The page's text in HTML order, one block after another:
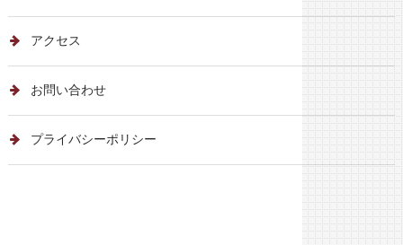
アクセス
お問い合わせ
プライバシーポリシー